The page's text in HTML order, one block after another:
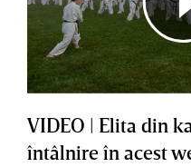
VIDEO | Elita din
întâlnire în acest